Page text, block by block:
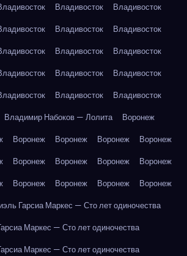
Владивосток
Владивосток
Владивосток
Владивосток
Владивосток
Владивосток
Владивосток
Владивосток
Владивосток
Владивосток
Владимир Набоков — Лолита
Воронеж
Воронеж Воронеж Воронеж
Воронеж
Воронеж Воронеж Воронеж
Воронеж
Воронеж Воронеж Воронеж
Воронеж
Гарсиа Маркес — Сто лет одиночества
Маркес — Сто лет одиночества
Маркес — Сто лет одиночества